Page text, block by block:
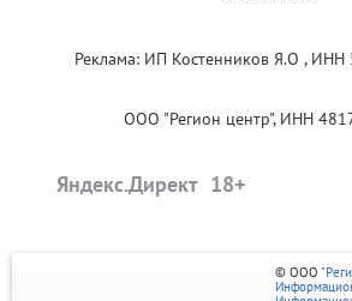
Реклама: ИП Костенников Я.О ,
ООО "Регион центр", ИНН
Яндекс.Директ
© ООО